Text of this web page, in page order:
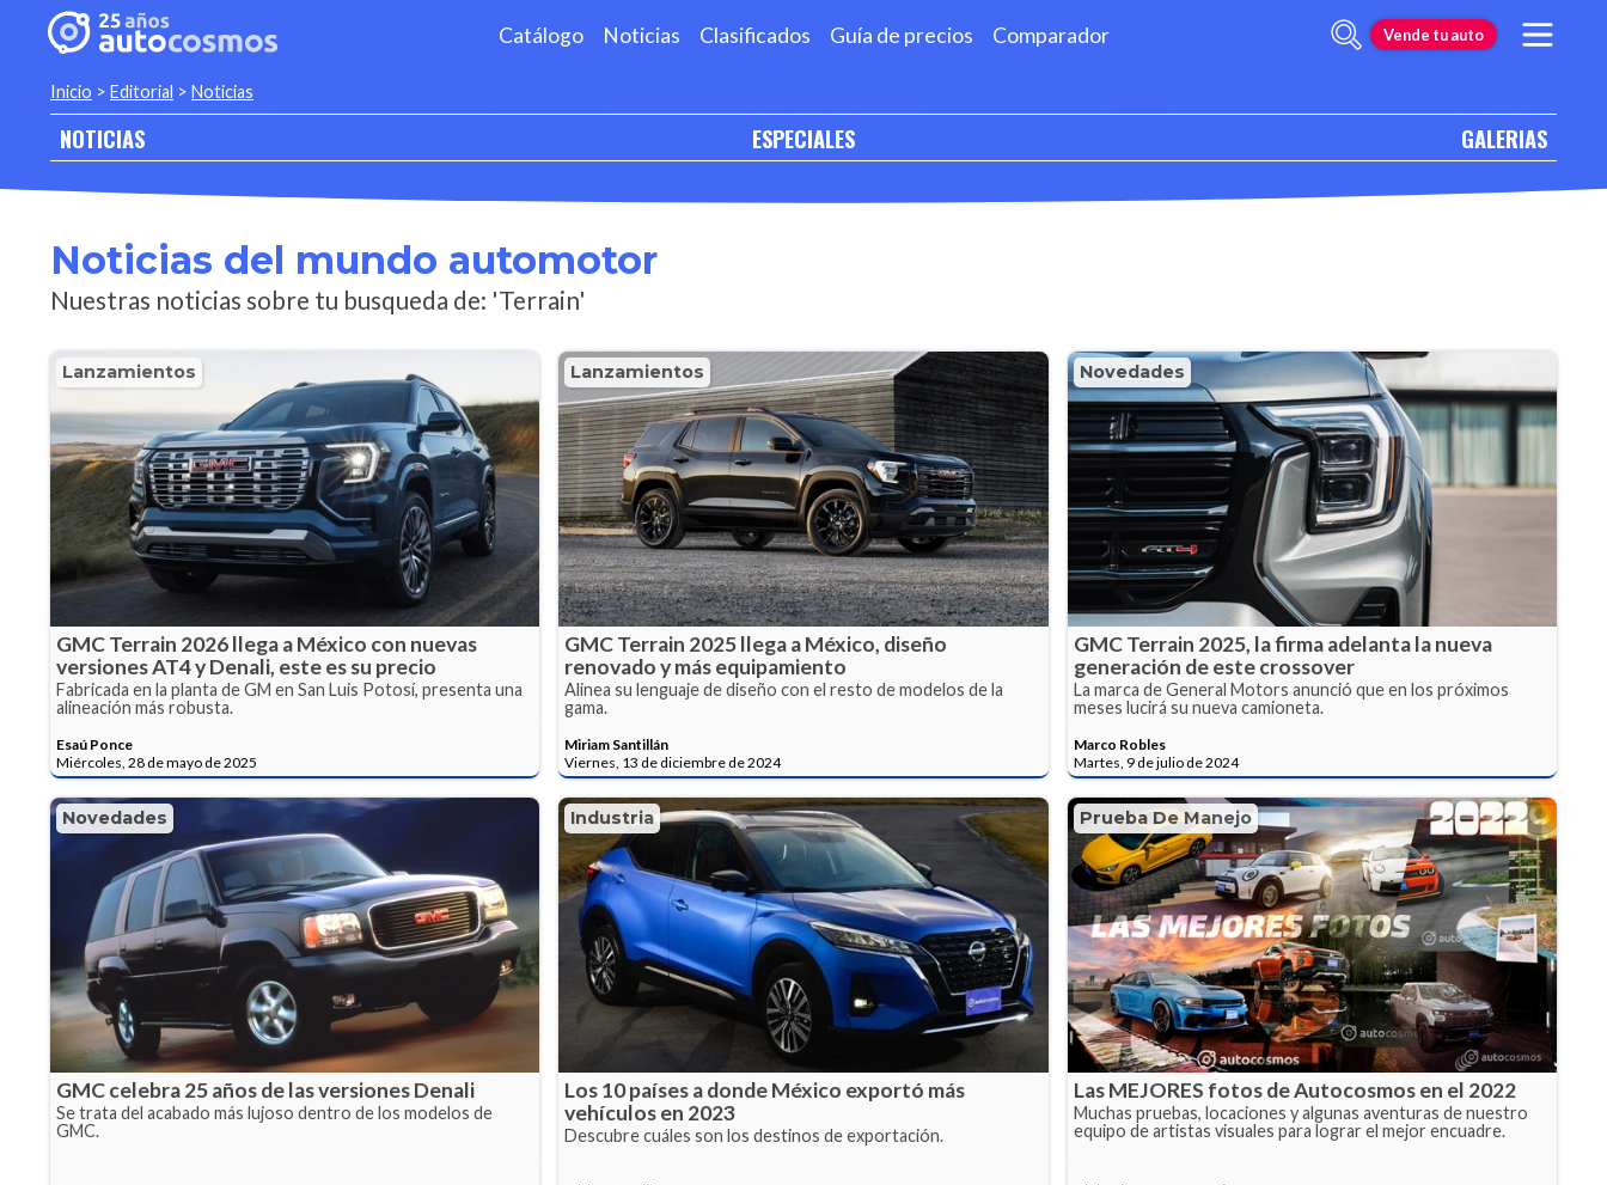
Catálogo Noticias Clasificados Guía de precios Comparador Vende tu auto
Inicio > Editorial > Noticias
NOTICIAS ESPECIALES GALERIAS
Noticias del mundo automotor
Nuestras noticias sobre tu busqueda de: 'Terrain'
Lanzamientos
GMC Terrain 2026 llega a México con nuevas
versiones AT4 y Denali, este es su precio
Fabricada en la planta de GM en San Luis Potosí, presenta una
alineación más robusta.
Esaú Ponce
Miércoles, 28 de mayo de 2025
Lanzamientos
GMC Terrain 2025 llega a México, diseño
renovado y más equipamiento
Alinea su lenguaje de diseño con el resto de modelos de la
gama.
Miriam Santillán
Viernes, 13 de diciembre de 2024
Novedades
GMC Terrain 2025, la firma adelanta la nueva
generación de este crossover
La marca de General Motors anunció que en los próximos
meses lucirá su nueva camioneta.
Marco Robles
Martes, 9 de julio de 2024
Novedades
GMC celebra 25 años de las versiones Denali
Se trata del acabado más lujoso dentro de los modelos de
GMC.
Industria
Los 10 países a donde México exportó más
vehículos en 2023
Descubre cuáles son los destinos de exportación.
Prueba De Manejo
Las MEJORES fotos de Autocosmos en el 2022
Muchas pruebas, locaciones y algunas aventuras de nuestro
equipo de artistas visuales para lograr el mejor encuadre.